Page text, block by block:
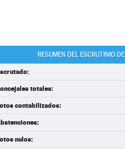
RESUMEN DEL ESCRUTINIO
totales:
contabilizados:
nulos: